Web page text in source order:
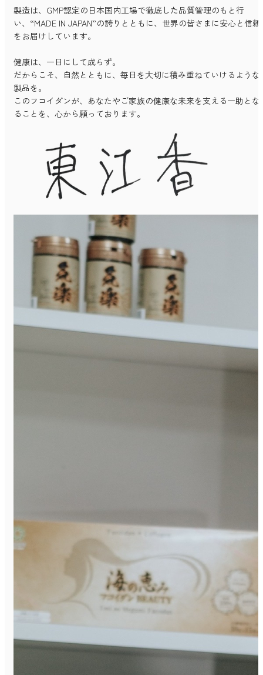
製造は、GMP認定の日本国内工場で徹底した品質管理のもと行
い、“MADE IN JAPAN”の誇りとともに、世界の皆さまに安心と信頼
をお届けしています。
健康は、一日にして成らず。
だからこそ、自然とともに、毎日を大切に積み重ねていけるような
製品を。
このフコイダンが、あなたやご家族の健康な未来を支える一助とな
ることを、心から願っております。